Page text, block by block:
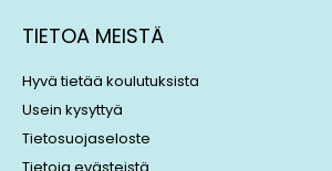
k
e
d
i
n
e
a
d
s
TIETOA MEISTÄ
Hyvä tietää koulutuksista
Usein kysyttyä
Tietosuojaseloste